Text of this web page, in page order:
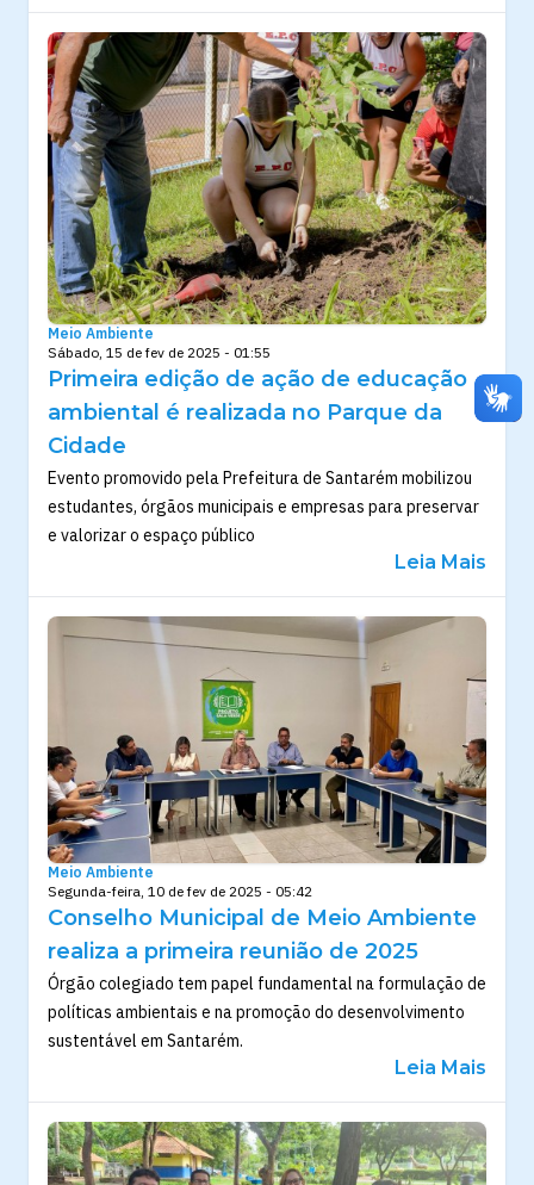
Meio Ambiente
Sábado, 15 de fev de 2025 - 01:55
Primeira edição de ação de educação
ambiental é realizada no Parque da
Cidade
Evento promovido pela Prefeitura de Santarém mobilizou
estudantes, órgãos municipais e empresas para preservar
e valorizar o espaço público
Leia Mais
Meio Ambiente
Segunda-feira, 10 de fev de 2025 - 05:42
Conselho Municipal de Meio Ambiente
realiza a primeira reunião de 2025
Órgão colegiado tem papel fundamental na formulação de
políticas ambientais e na promoção do desenvolvimento
sustentável em Santarém.
Leia Mais